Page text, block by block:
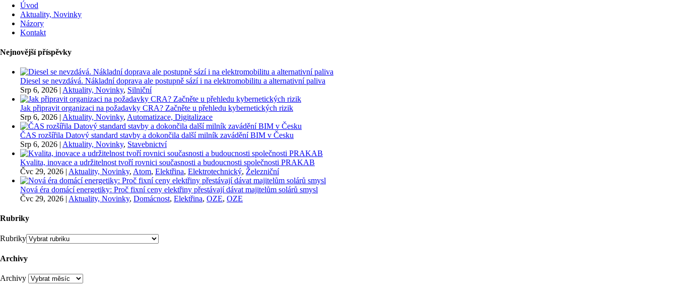
Úvod
Aktuality, Novinky
Názory
Kontakt
Nejnovější příspěvky
Diesel se nevzdává. Nákladní doprava ale postupně sází i na elektromobilitu a alternativní paliva
Srp 6, 2026 | Aktuality, Novinky, Silniční
Jak připravit organizaci na požadavky CRA? Začněte u přehledu kybernetických rizik
Srp 6, 2026 | Aktuality, Novinky, Automatizace, Digitalizace
ČAS rozšířila Datový standard stavby a dokončila další milník zavádění BIM v Česku
Srp 6, 2026 | Aktuality, Novinky, Stavebnictví
Kvalita, inovace a udržitelnost tvoří rovnici současnosti a budoucnosti společnosti PRAKAB
Čvc 29, 2026 | Aktuality, Novinky, Atom, Elektřina, Elektrotechnický, Železniční
Nová éra domácí energetiky: Proč fixní ceny elektřiny přestávají dávat majitelům solárů smysl
Čvc 29, 2026 | Aktuality, Novinky, Domácnost, Elektřina, OZE, OZE
Rubriky
Rubriky
Archivy
Archivy